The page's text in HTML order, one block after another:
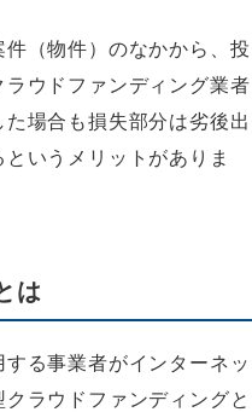
（物件）のなかから、投
ウドファンディング業者
場合も損失部分は劣後出
いうメリットがありま
は
る事業者がインターネッ
ラウドファンディングと